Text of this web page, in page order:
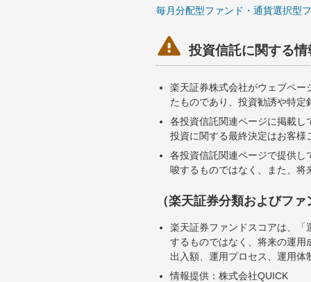
毎月分配型ファンド・通貨選択型
 投資信託に関する
楽天証券株式会社がウェブペ
たものであり、投資勧誘や特
各投資信託関連ページに掲載
投資に関する最終決定はお客
各投資信託関連ページで提供
唆するものではなく、また、
（楽天証券分類およびフ
楽天証券ファンドスコアは、
するものではなく、将来の運
出入額、運用プロセス、運用
情報提供：株式会社QUICK